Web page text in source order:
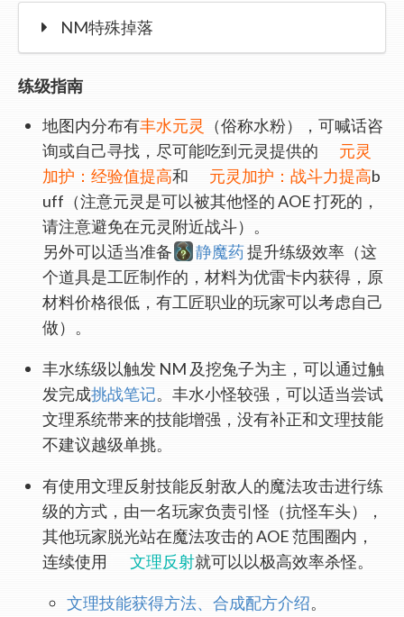
NM特殊掉落
练级指南
地图内分布有丰水元灵
（俗称水粉），可喊话咨
询或自己寻找，尽可能吃到元灵提供的
元灵
加护：经验值提高和 元灵加护：战斗力提高b
uff（注意元灵是可以被其他怪的 AOE 打死的，
请注意避免在元灵附近战斗）。
另外可以适当准备
静魔药提升练级效率（这
个道具是工匠制作的，材料为优雷卡内获得，原
材料价格很低，有工匠职业的玩家可以考虑自己
做）。
丰水练级以触发 NM 及挖兔子为主，可以通过触
发完成挑战笔记。丰水小怪较强，可以适当尝试
文理系统带来的技能增强，没有补正和文理技能
不建议越级单挑。
有使用文理反射技能反射敌人的魔法攻击进行练
级的方式，由一名玩家负责引怪（抗怪车头），
其他玩家脱光站在魔法攻击的 AOE 范围圈内，
连续使用
文理反射就可以以极高效率杀怪。
文理技能获得方法、合成配方介绍。